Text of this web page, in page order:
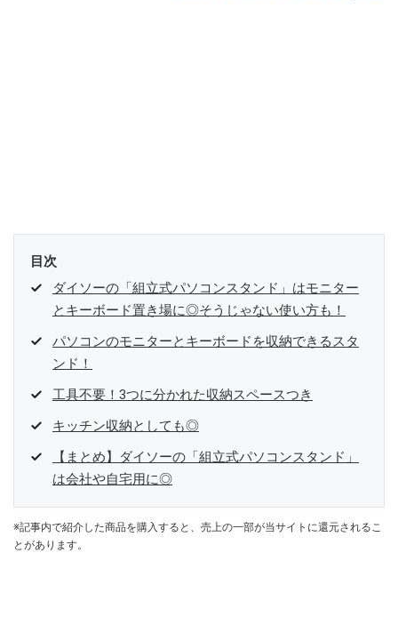
目次
ダイソーの「組立式パソコンスタンド」はモニター
とキーボード置き場に◎そうじゃない使い方も！
パソコンのモニターとキーボードを収納できるスタ
ンド！
工具不要！3つに分かれた収納スペースつき
キッチン収納としても◎
【まとめ】ダイソーの「組立式パソコンスタンド」
は会社や自宅用に◎
※記事内で紹介した商品を購入すると、売上の一部が当サイトに還元されるこ
とがあります。